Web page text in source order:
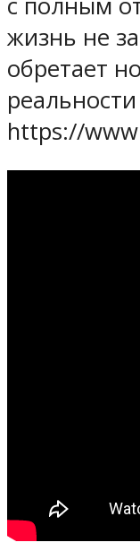
жизнь не
обретает
https://